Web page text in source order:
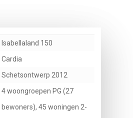
Isabellaland 150
Cardia
Schetsontwerp 2012
4 woongroepen PG (27
bewoners), 45 woningen 2-